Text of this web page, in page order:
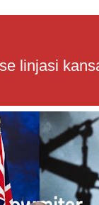
linjasi